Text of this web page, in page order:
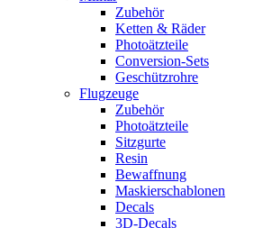
Zubehör
Ketten & Räder
Photoätzteile
Conversion-Sets
Geschützrohre
Flugzeuge
Zubehör
Photoätzteile
Sitzgurte
Resin
Bewaffnung
Maskierschablonen
Decals
3D-Decals